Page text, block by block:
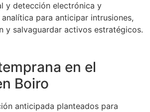
y detección electrónica y
para anticipar intrusiones,
y salvaguardar activos estratégicos.
en el
Boiro
anticipada planteados para